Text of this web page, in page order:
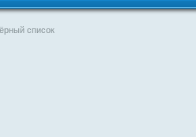
список